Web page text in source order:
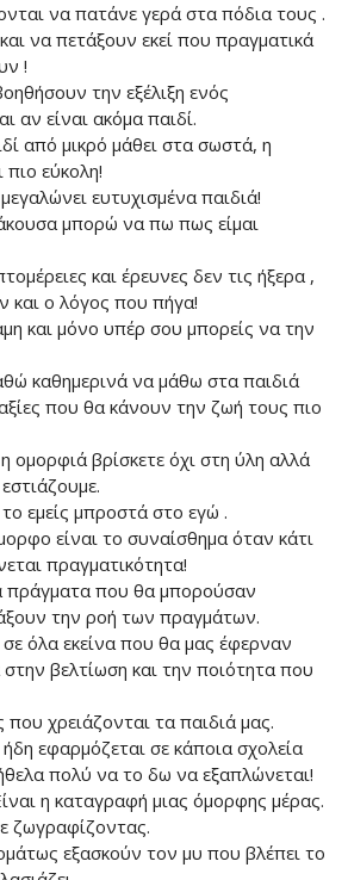
να πατάνε γερά στα πόδια τους .
να πετάξουν εκεί που πραγματικά
!
την εξέλιξη ενός
αν είναι ακόμα παιδί.
από μικρό μάθει στα σωστά, η
πιο εύκολη!
ευτυχισμένα παιδιά!
μπορώ να πω πως είμαι
και έρευνες δεν τις ήξερα ,
και ο λόγος που πήγα!
και μόνο υπέρ σου μπορείς να την
καθημερινά να μάθω στα παιδιά
αξίες που θα κάνουν την ζωή τους πιο
ομορφιά βρίσκετε όχι στη ύλη αλλά
εμείς μπροστά στο εγώ .
είναι το συναίσθημα όταν κάτι
πραγματικότητα!
πράγματα που θα μπορούσαν
την ροή των πραγμάτων.
όλα εκείνα που θα μας έφερναν
βελτίωση και την ποιότητα που
που χρειάζονται τα παιδιά μας.
εφαρμόζεται σε κάποια σχολεία
πολύ να το δω να εξαπλώνεται!
η καταγραφή μιας όμορφης μέρας.
ζωγραφίζοντας.
εξασκούν τον μυ που βλέπει το